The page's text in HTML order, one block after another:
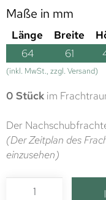
Maße in mm
Länge Breite
64
61
(inkl. MwSt., zzgl. Versand)
0 Stück im
Der
(Der Zeitplan des
einzusehen)